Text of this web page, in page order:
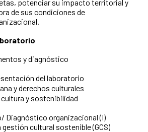
potenciar su impacto territorial y
de sus condiciones de
y diagnóstico
del laboratorio
y derechos culturales
cultura y sostenibilidad
Diagnóstico organizacional (I)
cultural sostenible (GCS)